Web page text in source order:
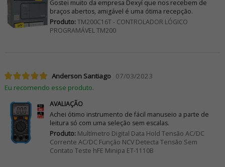
Gostei muito da empresa Dexyí que nos recebem de
braços abertos, amigável é uma ótima recepção.
Produto:TM200C16T - CONTROLADOR LÓGICO
PROGRAMÁVEL TM200
Anderson Santiago 07/03/2023
Eu recomendo esse produto.
AVALIAÇÃO
Achei ótimo instrumento de fácil manuseio a parte de
leitura só com uma seleção sem escalas.
Produto:Multímetro Digital Data Hold Tensão AC/DC
Corrente AC/DC Função NCV Detecta Tensão Sem
Contato Teste hFE Minipa ET-1110B